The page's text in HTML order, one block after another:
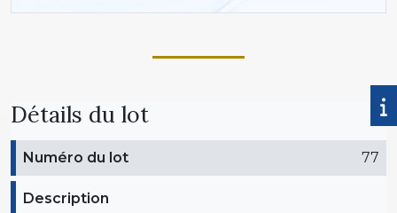
Détails du lot
Numéro du lot 77
Description